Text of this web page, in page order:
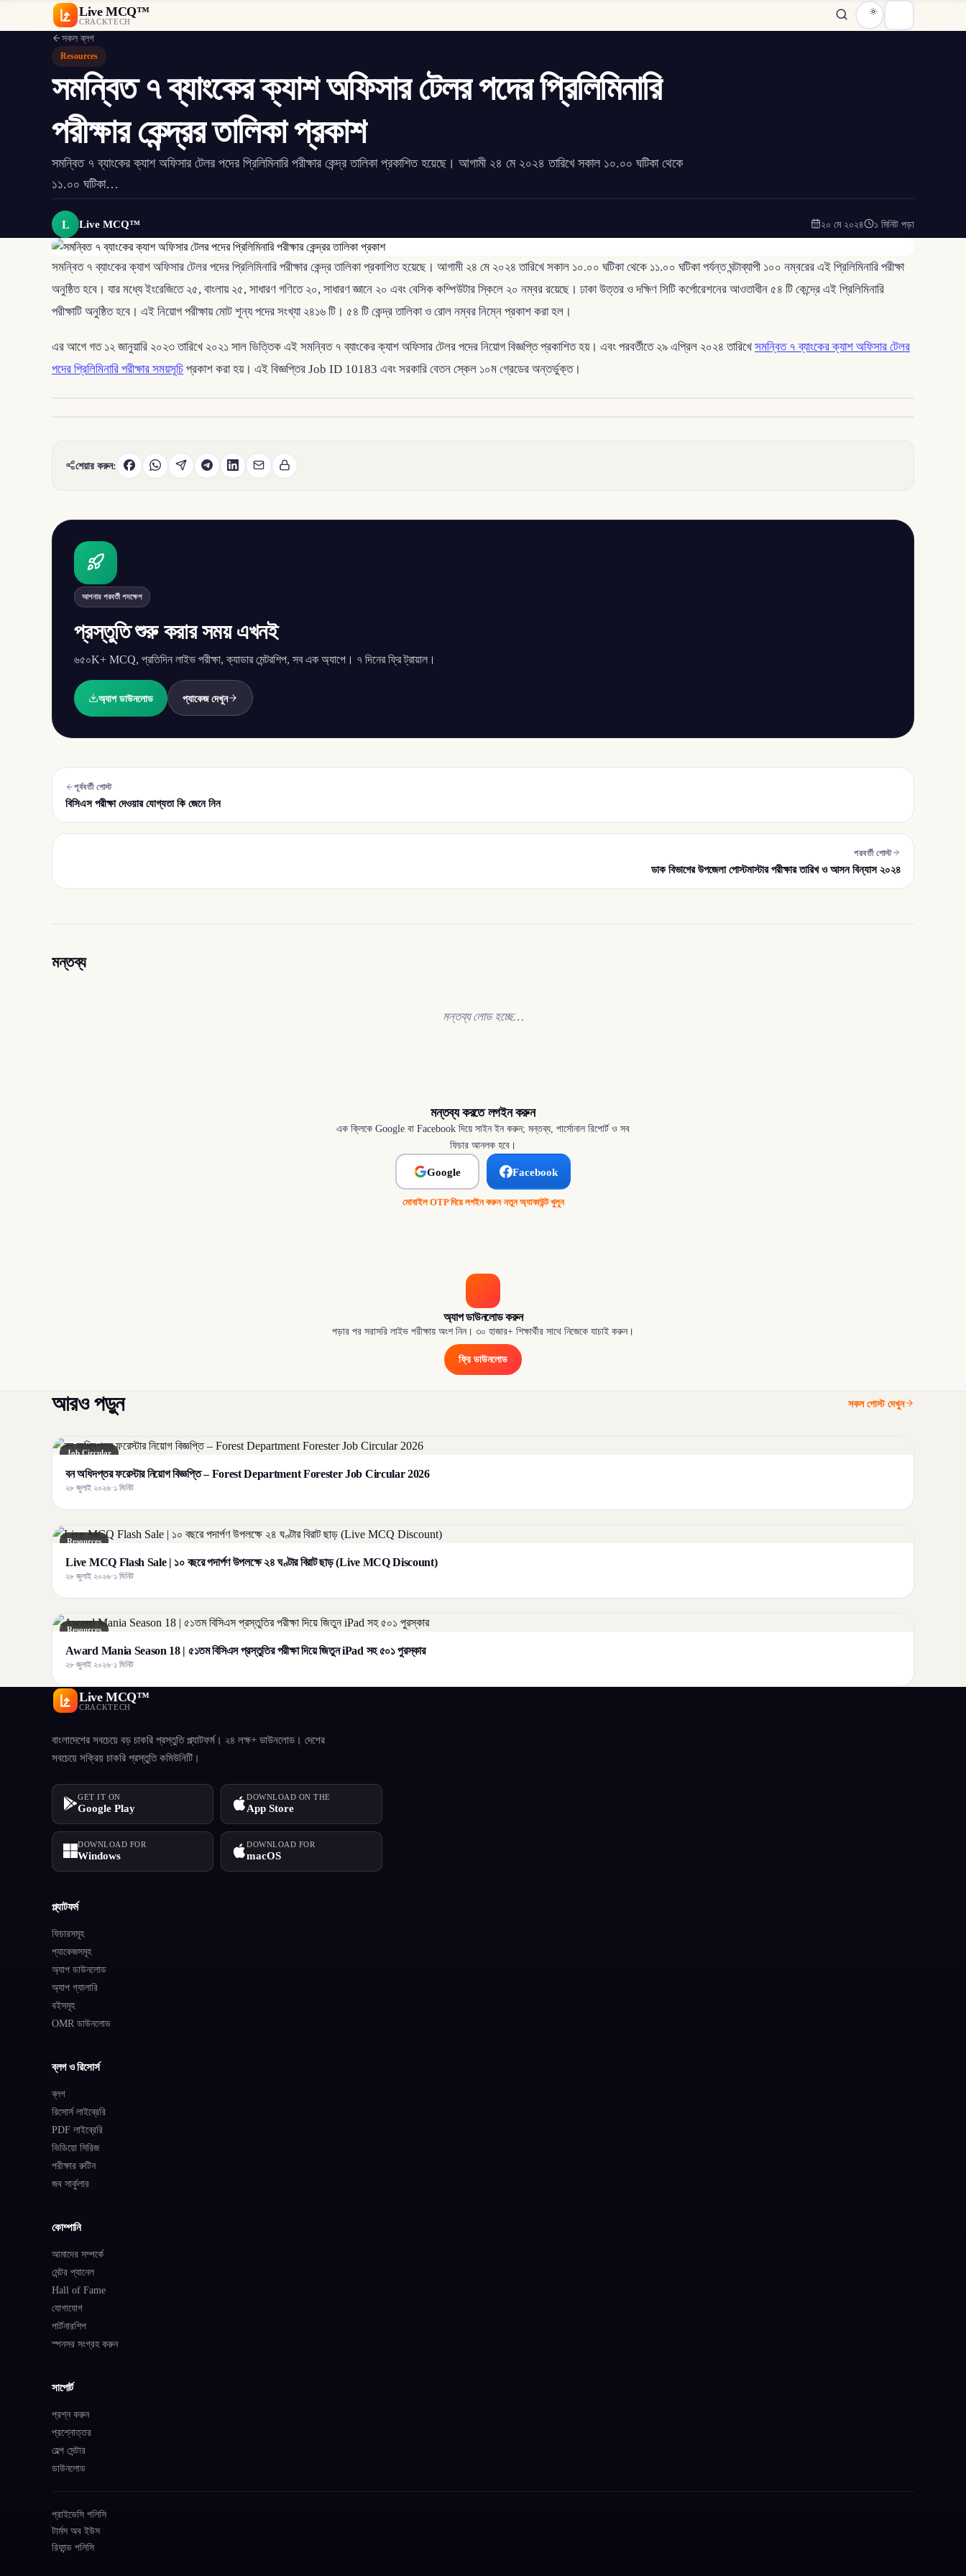
Live MCQ™
CRACKTECH
সকল ব্লগ
Resources
সমন্বিত ৭ ব্যাংকের ক্যাশ অফিসার টেলর পদের প্রিলিমিনারি
পরীক্ষার কেন্দ্রর তালিকা প্রকাশ
সমন্বিত ৭ ব্যাংকের ক্যাশ অফিসার টেলর পদের প্রিলিমিনারি পরীক্ষার কেন্দ্র তালিকা প্রকাশিত হয়েছে। আগামী ২৪ মে ২০২৪ তারিখে সকাল ১০.০০ ঘটিকা থেকে
১১.০০ ঘটিকা…
L Live MCQ™ ২০ মে ২০২৪ ১ মিনিট পড়া
সমন্বিত ৭ ব্যাংকের ক্যাশ অফিসার টেলর পদের প্রিলিমিনারি পরীক্ষার কেন্দ্র তালিকা প্রকাশিত হয়েছে। আগামী ২৪ মে ২০২৪ তারিখে সকাল ১০.০০ ঘটিকা থেকে ১১.০০ ঘটিকা পর্যন্ত ঘন্টাব্যাপী ১০০ নম্বরের এই প্রিলিমিনারি পরীক্ষা
অনুষ্ঠিত হবে। যার মধ্যে ইংরেজিতে ২৫, বাংলায় ২৫, সাধারণ গণিতে ২০, সাধারণ জ্ঞানে ২০ এবং বেসিক কম্পিউটার স্কিলে ২০ নম্বর রয়েছে। ঢাকা উত্তর ও দক্ষিণ সিটি কর্পোরেশনের আওতাধীন ৫৪ টি কেন্দ্রে এই প্রিলিমিনারি
পরীক্ষাটি অনুষ্ঠিত হবে। এই নিয়োগ পরীক্ষায় মোট শূন্য পদের সংখ্যা ২৪১৬ টি। ৫৪ টি কেন্দ্র তালিকা ও রোল নম্বর নিম্নে প্রকাশ করা হল।
এর আগে গত ১২ জানুয়ারি ২০২৩ তারিখে ২০২১ সাল ভিত্তিক এই সমন্বিত ৭ ব্যাংকের ক্যাশ অফিসার টেলর পদের নিয়োগ বিজ্ঞপ্তি প্রকাশিত হয়। এবং পরবর্তীতে ২৯ এপ্রিল ২০২৪ তারিখে সমন্বিত ৭ ব্যাংকের ক্যাশ অফিসার টেলর
পদের প্রিলিমিনারি পরীক্ষার সময়সূচি প্রকাশ করা হয়। এই বিজ্ঞপ্তির Job ID 10183 এবং সরকারি বেতন স্কেল ১০ম গ্রেডের অন্তর্ভুক্ত।
শেয়ার করুন:
আপনার পরবর্তী পদক্ষেপ
প্রস্তুতি শুরু করার সময় এখনই
৬৫০K+ MCQ, প্রতিদিন লাইভ পরীক্ষা, ক্যাডার মেন্টরশিপ, সব এক অ্যাপে। ৭ দিনের ফ্রি ট্রায়াল।
অ্যাপ ডাউনলোড প্যাকেজ দেখুন
পূর্ববর্তী পোস্ট
বিসিএস পরীক্ষা দেওয়ার যোগ্যতা কি জেনে নিন
পরবর্তী পোস্ট
ডাক বিভাগের উপজেলা পোস্টমাস্টার পরীক্ষার তারিখ ও আসন বিন্যাস ২০২৪
মন্তব্য
মন্তব্য লোড হচ্ছে…
মন্তব্য করতে লগইন করুন
এক ক্লিকে Google বা Facebook দিয়ে সাইন ইন করুন; মন্তব্য, পার্সোনাল রিপোর্ট ও সব
ফিচার আনলক হবে।
Google Facebook
মোবাইল OTP দিয়ে লগইন করুন·নতুন অ্যাকাউন্ট খুলুন
অ্যাপ ডাউনলোড করুন
পড়ার পর সরাসরি লাইভ পরীক্ষায় অংশ নিন। ৩০ হাজার+ শিক্ষার্থীর সাথে নিজেকে যাচাই করুন।
ফ্রি ডাউনলোড
আরও পড়ুন সকল পোস্ট দেখুন
Job Circular
বন অধিদপ্তর ফরেস্টার নিয়োগ বিজ্ঞপ্তি – Forest Department Forester Job Circular 2026
২৮ জুলাই ২০২৬·১ মিনিট
Resources
Live MCQ Flash Sale | ১০ বছরে পদার্পণ উপলক্ষে ২৪ ঘণ্টার বিরাট ছাড় (Live MCQ Discount)
২৮ জুলাই ২০২৬·১ মিনিট
Resources
Award Mania Season 18 | ৫১তম বিসিএস প্রস্তুতির পরীক্ষা দিয়ে জিতুন iPad সহ ৫০১ পুরস্কার
২৮ জুলাই ২০২৬·১ মিনিট
Live MCQ™
CRACKTECH
বাংলাদেশের সবচেয়ে বড় চাকরি প্রস্তুতি প্ল্যাটফর্ম। ২৪ লক্ষ+ ডাউনলোড। দেশের
সবচেয়ে সক্রিয় চাকরি প্রস্তুতি কমিউনিটি।
GET IT ON
Google Play
DOWNLOAD ON THE
App Store
DOWNLOAD FOR
Windows
DOWNLOAD FOR
macOS
প্ল্যাটফর্ম
ফিচারসমূহ
প্যাকেজসমূহ
অ্যাপ ডাউনলোড
অ্যাপ গ্যালারি
বইসমূহ
OMR ডাউনলোড
ব্লগ ও রিসোর্স
ব্লগ
রিসোর্স লাইব্রেরি
PDF লাইব্রেরি
ভিডিয়ো সিরিজ
পরীক্ষার রুটিন
জব সার্কুলার
কোম্পানি
আমাদের সম্পর্কে
মেন্টর প্যানেল
Hall of Fame
যোগাযোগ
পার্টনারশিপ
স্পনসর সংগ্রহ করুন
সাপোর্ট
প্রশ্ন করুন
প্রশ্নোত্তর
হেল্প সেন্টার
ডাউনলোড
প্রাইভেসি পলিসি
টার্মস অব ইউস
রিফান্ড পলিসি